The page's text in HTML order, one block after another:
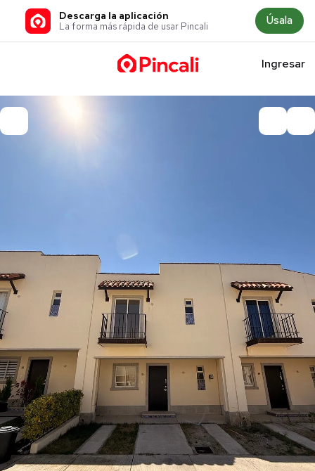
Descarga la aplicación
La forma más rápida de usar Pincali Úsala
Ingresar